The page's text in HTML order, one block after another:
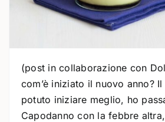
(post in collaborazione con
com’è iniziato il nuovo anno?
potuto iniziare meglio, ho
Capodanno con la febbre